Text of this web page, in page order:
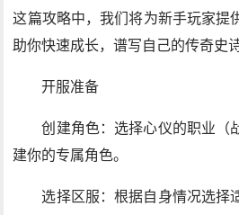
这篇攻略中，我们将为新手玩家提
助你快速成长，谱写自己的传奇史诗
开服准备
创建角色：选择心仪的职业（
建你的专属角色。
选择区服：根据自身情况选择